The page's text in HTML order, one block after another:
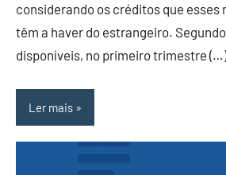
considerando os créditos que esses
têm a haver do estrangeiro.
disponíveis, no primeiro trimestre (…)
Ler mais